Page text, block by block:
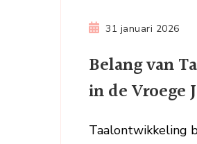
31 januari 2026
Belang van
in de Vroege
Taalontwikkeling